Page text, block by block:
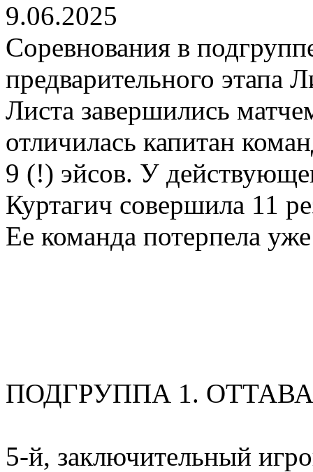
9.06.2025
Соревнования в
предварительного этапа
Листа завершились
отличилась капитан
9 (!) эйсов. У
Куртагич совершила 11
Ее команда потерпела
ПОДГРУППА 1.
5-й, заключительный